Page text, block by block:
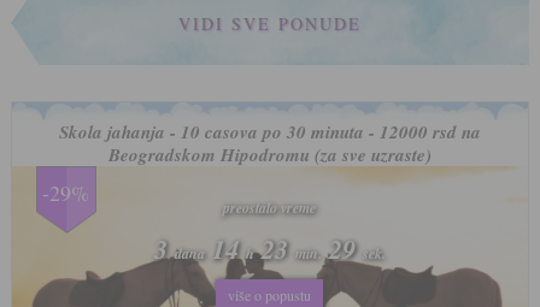
VIDI SVE PONUDE
Skola jahanja - 10 casova po 30 minuta - 12000 rsd na
Beogradskom Hipodromu (za sve uzraste)
-29%
preostalo vreme
3dana 14h 23 min. 26 sek.
više o popustu
preostalo vreme
3dana 14h 23 min. 26 sek.
više o popustu